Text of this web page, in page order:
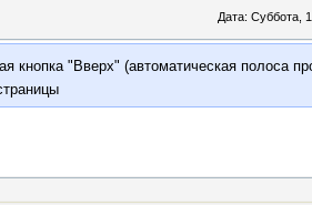
Дата: Суббота,
кнопка "Вверх" (автоматическая полоса